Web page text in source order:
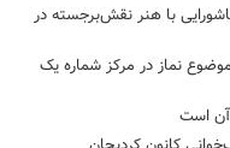
با هنر نقش‌برجسته در
نماز در مرکز شماره یک
آن است